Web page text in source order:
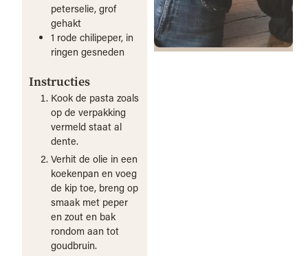
peterselie, grof
gehakt
1 rode chilipeper, in
ringen gesneden
Instructies
Kook de pasta zoals
op de verpakking
vermeld staat al
dente.
Verhit de olie in een
koekenpan en voeg
de kip toe, breng op
smaak met peper
en zout en bak
rondom aan tot
goudbruin.